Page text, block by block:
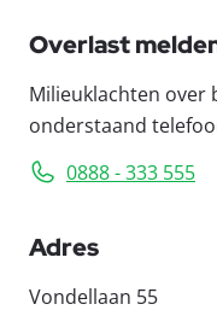
Overlast
Milieuklachten over
onderstaand
0888 - 333 555
Adres
Vondellaan 55